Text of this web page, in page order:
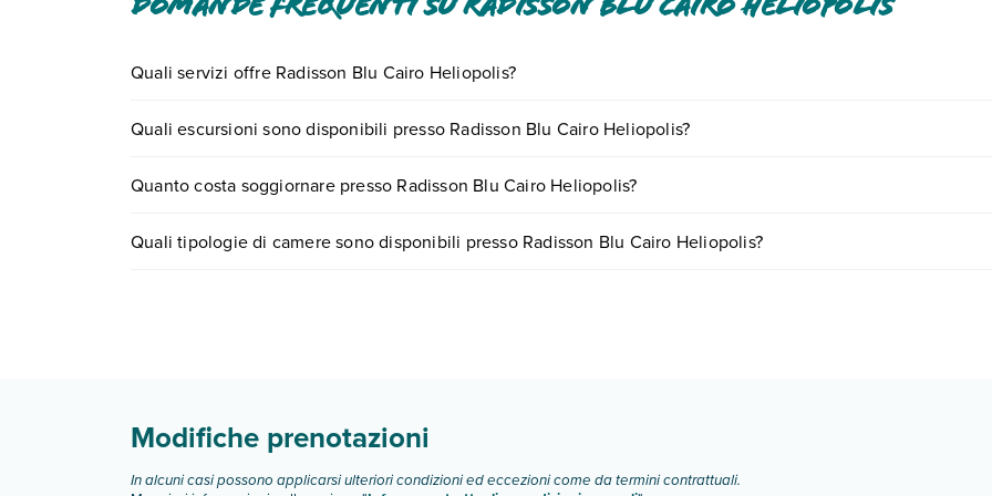
Quali servizi offre Radisson Blu Cairo Heliopolis?
Scopri tutti i dettagli nel paragrafo dedicato "Info e descrizione ".
Quali escursioni sono disponibili presso Radisson Blu Cairo Heliopolis?
numero 0721.17231 oprenotando un appuntamento.
Quanto costa soggiornare presso Radisson Blu Cairo Heliopolis?
scegli quando partire.
Quali tipologie di camere sono disponibili presso Radisson Blu Cairo Heliopolis?
Modifiche prenotazioni
In alcuni casi possono applicarsi ulteriori condizioni ed eccezioni come da termini contrattuali.